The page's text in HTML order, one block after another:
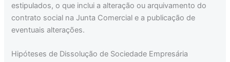
estipulados, o que inclui a alteração ou arquivamento do
contrato social na Junta Comercial e a publicação de
eventuais alterações.
Hipóteses de Dissolução de Sociedade Empresária